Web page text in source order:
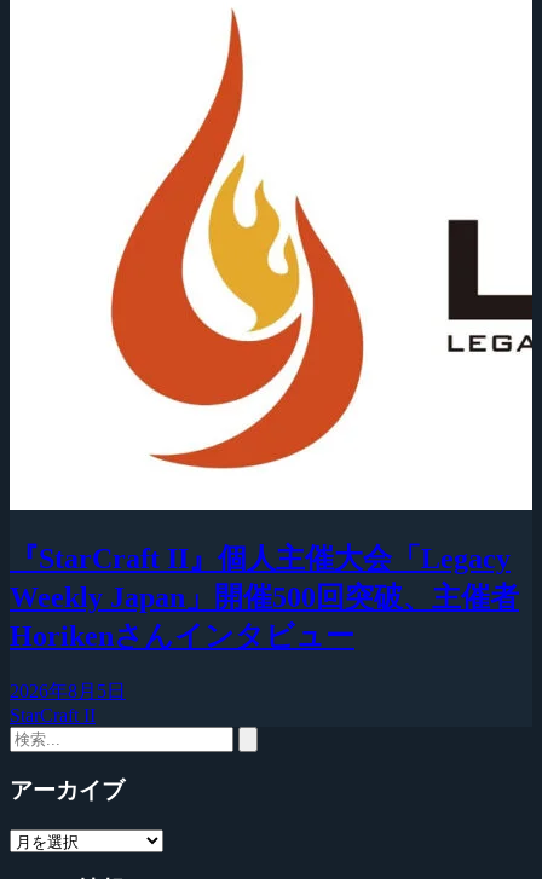
『StarCraft II』個人主催大会「Legacy
Weekly Japan」開催500回突破、主催者
Horikenさんインタビュー
2026年8月5日
StarCraft II
アーカイブ